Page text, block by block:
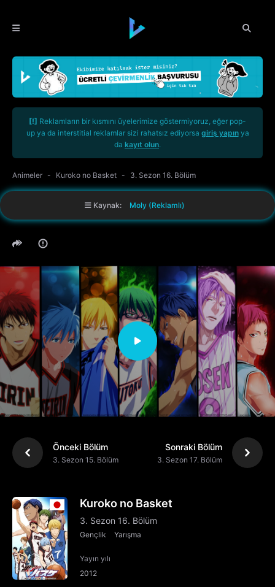
[!] Reklamların bir kısmını üyelerimize göstermiyoruz, eğer pop-
up ya da interstitial reklamlar sizi rahatsız ediyorsa giriş yapınya
da kayıt olun.
Animeler Kuroko no Basket 3. Sezon 16. Bölüm
Kaynak: Moly (Reklamlı)
Önceki Bölüm
3. Sezon 15. Bölüm
Sonraki Bölüm
3. Sezon 17. Bölüm
Kuroko no Basket
3. Sezon 16. Bölüm
Gençlik Yarışma
Yayın yılı
2012